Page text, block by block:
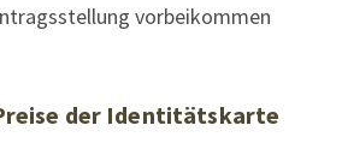
vorbeikommen
der Identitätskarte